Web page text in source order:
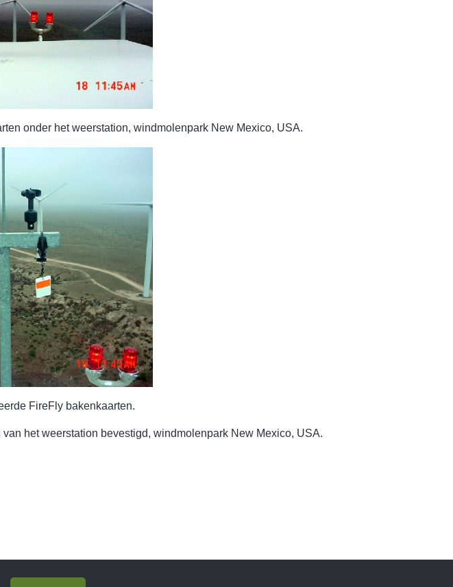
onder het weerstation, windmolenpark New Mexico, USA.
FireFly bakenkaarten.
het weerstation bevestigd, windmolenpark New Mexico, USA.